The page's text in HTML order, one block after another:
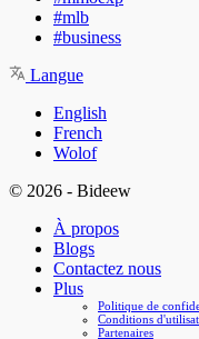
#mlb
#business
Langue
English
French
Wolof
© 2026 - Bideew
À propos
Blogs
Contactez nous
Plus
Politique de
Conditions
Partenaires